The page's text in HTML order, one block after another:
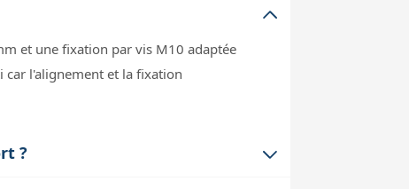
et une fixation par vis M10 adaptée
car l'alignement et la fixation
?